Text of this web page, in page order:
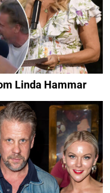
Linda Hammar